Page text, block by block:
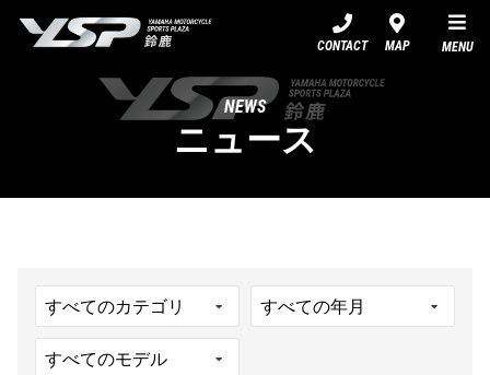
CONTACT MAP MENU
NEWS
ニュース